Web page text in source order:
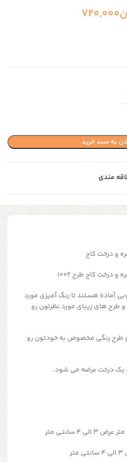
720,000
به سبد خرید
مندی
آماده هستند تا رنگ آمیزی مورد
و طرح های زیبای مورد نظرتون رو
و طرح رنگی مخصوص به خودتون رو